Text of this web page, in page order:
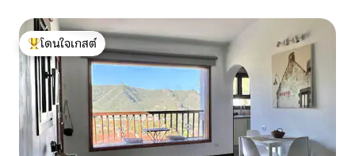
โดนใจเกสต์ที่สุด
โดนใจเกสต์